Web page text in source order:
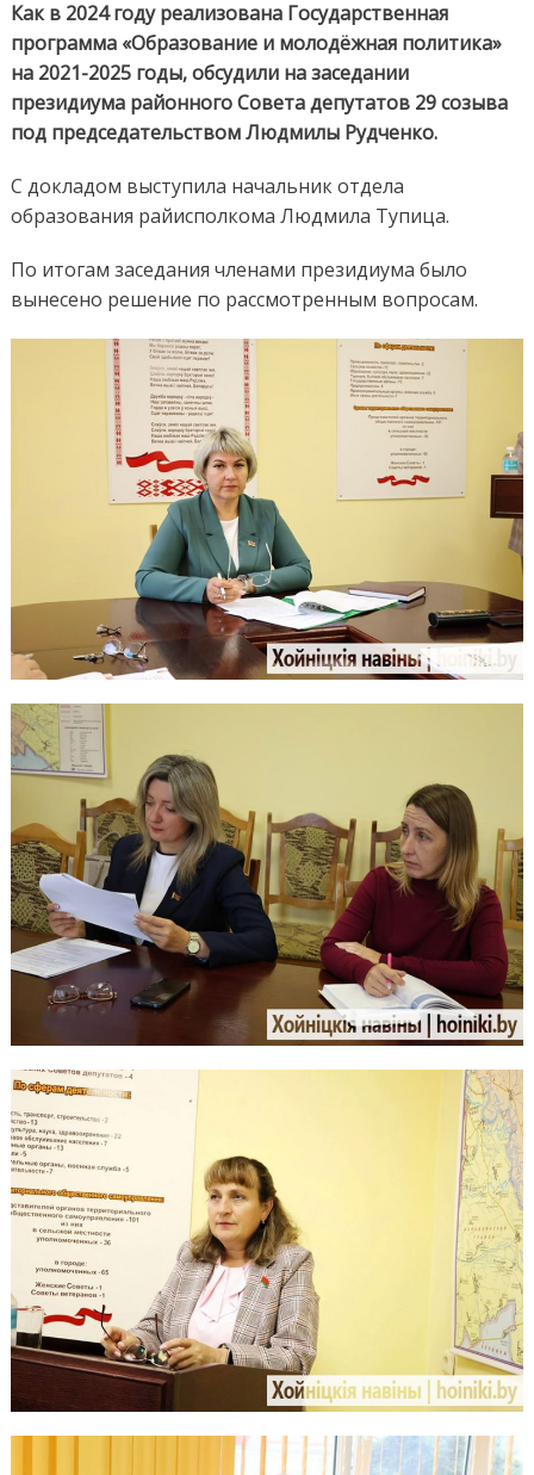
Как в 2024 году реализована Государственная
программа «Образование и молодёжная политика»
на 2021-2025 годы, обсудили на заседании
президиума районного Совета депутатов 29 созыва
под председательством Людмилы Рудченко.
С докладом выступила начальник отдела
образования райисполкома Людмила Тупица.
По итогам заседания членами президиума было
вынесено решение по рассмотренным вопросам.